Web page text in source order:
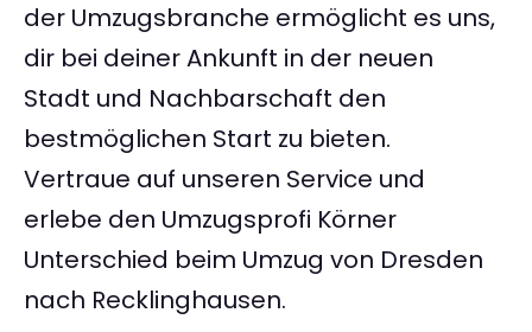
der Umzugsbranche ermöglicht es uns,
dir bei deiner Ankunft in der neuen
Stadt und Nachbarschaft den
bestmöglichen Start zu bieten.
Vertraue auf unseren Service und
erlebe den Umzugsprofi Körner
Unterschied beim Umzug von Dresden
nach Recklinghausen.